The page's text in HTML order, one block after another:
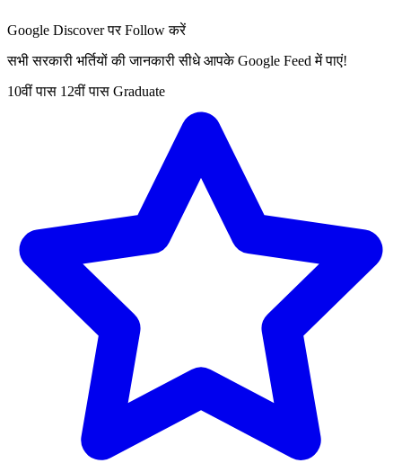
Google Discover पर Follow करें
सभी सरकारी भर्तियों की जानकारी सीधे आपके Google Feed में पाएं!
10वीं पास 12वीं पास Graduate